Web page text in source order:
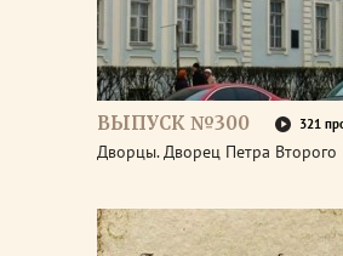
ВЫПУСК №300 321
Дворцы. Дворец Петра Второго